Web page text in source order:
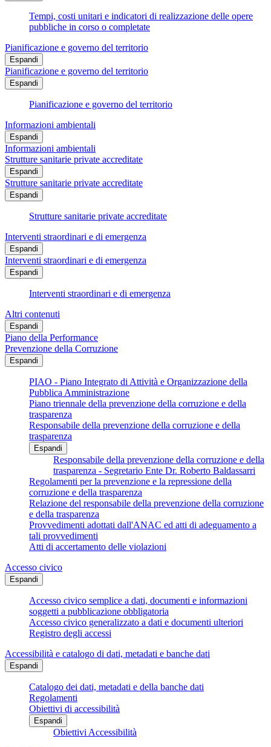
Tempi, costi unitari e indicatori di realizzazione delle opere
pubbliche in corso o completate
Pianificazione e governo del territorio
Espandi
Pianificazione e governo del territorio
Espandi
Pianificazione e governo del territorio
Informazioni ambientali
Espandi
Informazioni ambientali
Strutture sanitarie private accreditate
Espandi
Strutture sanitarie private accreditate
Espandi
Strutture sanitarie private accreditate
Interventi straordinari e di emergenza
Espandi
Interventi straordinari e di emergenza
Espandi
Interventi straordinari e di emergenza
Altri contenuti
Espandi
Piano della Performance
Prevenzione della Corruzione
Espandi
PIAO - Piano Integrato di Attività e Organizzazione della
Pubblica Amministrazione
Piano triennale della prevenzione della corruzione e della
trasparenza
Responsabile della prevenzione della corruzione e della
trasparenza
Espandi
Responsabile della prevenzione della corruzione e della
trasparenza - Segretario Ente Dr. Roberto Baldassarri
Regolamenti per la prevenzione e la repressione della
corruzione e della trasparenza
Relazione del responsabile della prevenzione della corruzione
e della trasparenza
Provvedimenti adottati dall'ANAC ed atti di adeguamento a
tali provvedimenti
Atti di accertamento delle violazioni
Accesso civico
Espandi
Accesso civico semplice a dati, documenti e informazioni
soggetti a pubblicazione obbligatoria
Accesso civico generalizzato a dati e documenti ulteriori
Registro degli accessi
Accessibilità e catalogo di dati, metadati e banche dati
Espandi
Catalogo dei dati, metadati e della banche dati
Regolamenti
Obiettivi di accessibilità
Espandi
Obiettivi Accessibilità